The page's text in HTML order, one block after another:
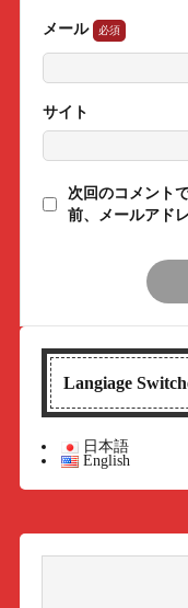
メール
サイト
次回のコメント
前、メールアド
Langiage
日本語
English